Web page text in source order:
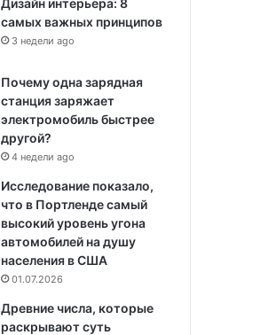
Дизайн интерьера: 8
самых важных принципов
3 недели ago
Почему одна зарядная
станция заряжает
электромобиль быстрее
другой?
4 недели ago
Исследование показало,
что в Портленде самый
высокий уровень угона
автомобилей на душу
населения в США
01.07.2026
Древние числа, которые
раскрывают суть